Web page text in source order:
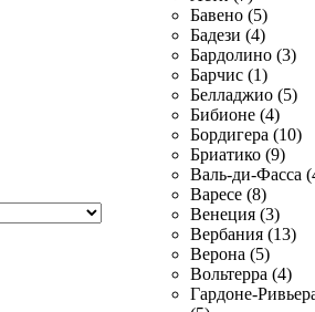
Бавено (5)
Бадези (4)
Бардолино (3)
Барчис (1)
Белладжио (5)
Бибионе (4)
Бордигера (10)
Бриатико (9)
Валь-ди-Фасса
Варесе (8)
Венеция (3)
Вербания (13)
Верона (5)
Вольтерра (4)
Гардоне-